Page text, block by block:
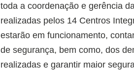
toda a coordenação e gerência
realizadas pelos 14 Centros
estarão em funcionamento,
de segurança, bem como, dos
realizadas e garantir maior